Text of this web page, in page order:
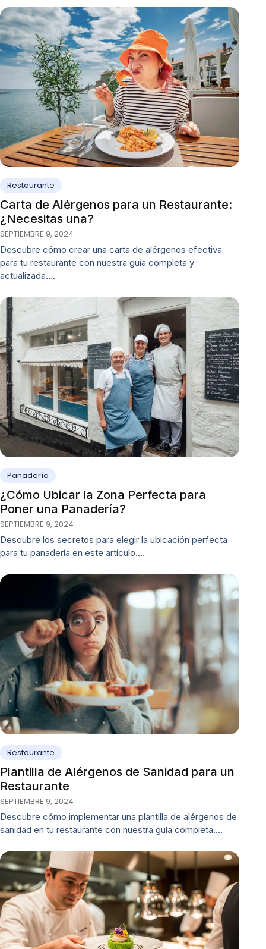
Restaurante
Carta de Alérgenos para un Restaurante:
¿Necesitas una?
SEPTIEMBRE 9, 2024
Descubre cómo crear una carta de alérgenos efectiva
para tu restaurante con nuestra guía completa y
actualizada.…
Panadería
¿Cómo Ubicar la Zona Perfecta para
Poner una Panadería?
SEPTIEMBRE 9, 2024
Descubre los secretos para elegir la ubicación perfecta
para tu panadería en este artículo.…
Restaurante
Plantilla de Alérgenos de Sanidad para un
Restaurante
SEPTIEMBRE 9, 2024
Descubre cómo implementar una plantilla de alérgenos de
sanidad en tu restaurante con nuestra guía completa.…